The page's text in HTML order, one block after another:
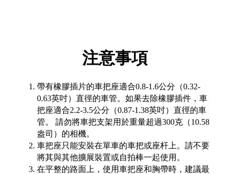
注意事項
帶有橡膠插片的車把座適合0.8-1.6公分（0.32-
0.63英吋）直徑的車管。如果去除橡膠插件，車
把座適合2.2-3.5公分（0.87-1.38英吋）直徑的車
管。 請勿將車把支架用於重量超過300克（10.58
盎司）的相機。
車把座只能安裝在單車的車把或座杆上。請不要
將其與其他擴展裝置或自拍棒一起使用。
在平整的路面上，使用車把座和胸帶時，建議最